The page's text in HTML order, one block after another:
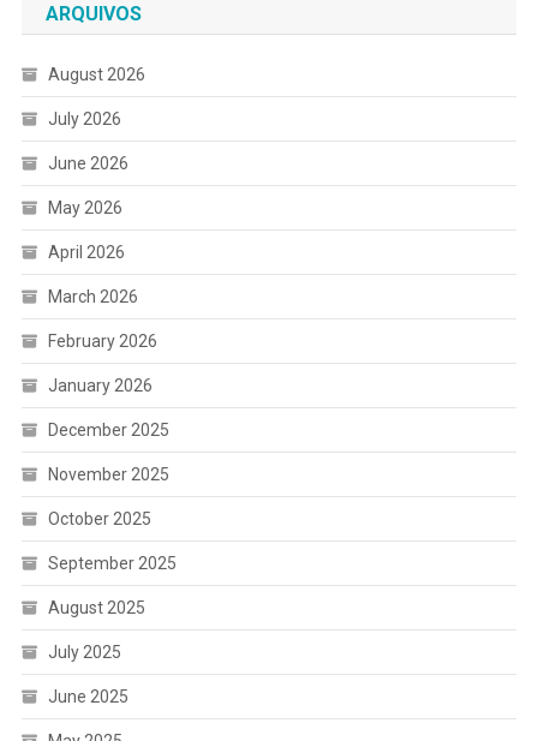
ARQUIVOS
August 2026
July 2026
June 2026
May 2026
April 2026
March 2026
February 2026
January 2026
December 2025
November 2025
October 2025
September 2025
August 2025
July 2025
June 2025